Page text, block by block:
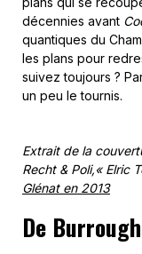
décennies avant
quantiques du
les plans pour
suivez toujours ?
un peu le tournis.
Extrait de la
Recht & Poli,« Elric
Glénat en 2013
De